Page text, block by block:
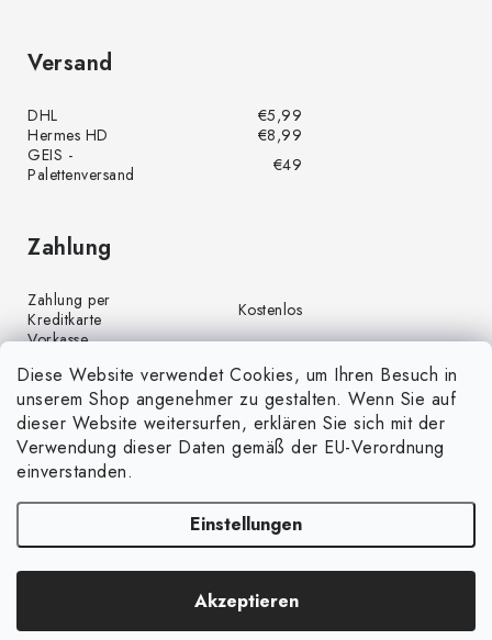
Diese Website verwendet Cookies, um Ihren Besuch in
unserem Shop angenehmer zu gestalten. Wenn Sie auf
dieser Website weitersurfen, erklären Sie sich mit der
Verwendung dieser Daten gemäß der EU-Verordnung
einverstanden.
Einstellungen
Akzeptieren
Versand
DHL
€5,99
Hermes HD
€8,99
GEIS -
Palettenversand
€49
Zahlung
Zahlung per
Kreditkarte
Kostenlos
Vorkasse
Zahlung per PayPal
Kostenlos
Nachnahme
€4,00
Copyright 2026GrünGarten.de. Alle Rechte vorbehalten.Cookie-
Einstellungen ändern